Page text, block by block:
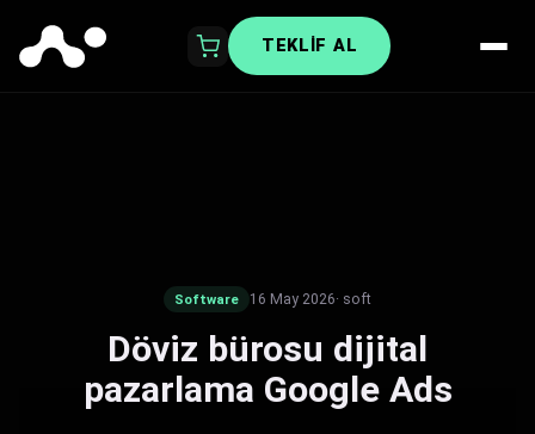
TEKLIF AL
Software 16 May 2026· soft
Döviz bürosu dijital
pazarlama Google Ads